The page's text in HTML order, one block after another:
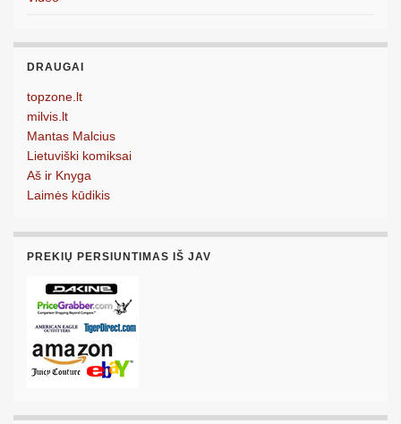
DRAUGAI
topzone.lt
milvis.lt
Mantas Malcius
Lietuviški komiksai
Aš ir Knyga
Laimės kūdikis
PREKIŲ PERSIUNTIMAS IŠ JAV